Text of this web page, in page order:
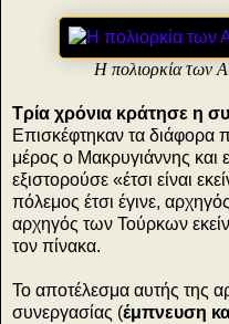
Η πολιορκία των
Τρία χρόνια κράτησε η
Επισκέφτηκαν τα διάφορα
μέρος ο Μακρυγιάννης και
εξιστορούσε «έτσι είναι
πόλεμος έτσι έγινε,
αρχηγός των Τούρκων
τον πίνακα.
Το αποτέλεσμα αυτής της
συνεργασίας (έμπνευση